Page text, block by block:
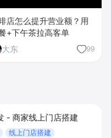
店怎么提升营业额？用
+下午茶拉高客单
大东
99
- 商家线上门店搭建
线上门店搭建